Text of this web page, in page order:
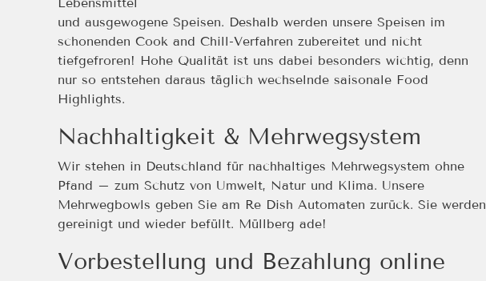
Lebensmittel
und ausgewogene Speisen. Deshalb werden unsere Speisen im
schonenden Cook and Chill-Verfahren zubereitet und nicht
tiefgefroren! Hohe Qualität ist uns dabei besonders wichtig, denn
nur so entstehen daraus täglich wechselnde saisonale Food
Highlights.
Nachhaltigkeit & Mehrwegsystem
Wir stehen in Deutschland für nachhaltiges Mehrwegsystem ohne
Pfand – zum Schutz von Umwelt, Natur und Klima. Unsere
Mehrwegbowls geben Sie am Re Dish Automaten zurück. Sie werden
gereinigt und wieder befüllt. Müllberg ade!
Vorbestellung und Bezahlung online